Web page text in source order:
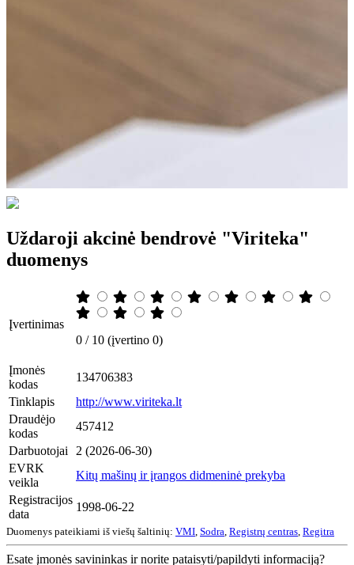
Uždaroji akcinė bendrovė "Viriteka"
duomenys
Įvertinimas
0 / 10 (įvertino 0)
Įmonės
kodas
134706383
Tinklapis
http://www.viriteka.lt
Draudėjo
kodas
457412
Darbuotojai
2 (2026-06-30)
EVRK
veikla
Kitų mašinų ir įrangos didmeninė prekyba
Registracijos
data
1998-06-22
Duomenys pateikiami iš viešų šaltinių: VMI Sodra Registrų centras Regitra
Esate įmonės savininkas ir norite pataisyti/papildyti informaciją?